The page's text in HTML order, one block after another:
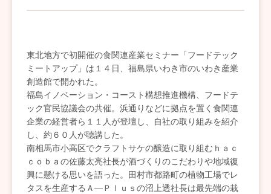
東北地方で初開催の食関連産業セミナー「フードテック
ミートアップ」は１４日、福島県いわき市のいわき産業
創造館で開かれた。
福島イノベーション・コースト構想推進機構、フードテ
ック官民協議会の共催。浜通りなどに拠点を置く食関連
企業の経営者ら１１人が登壇し、自社の取り組みを紹介
し、約６０人が聴講した。
南相馬市小高区でクラフトサケの醸造に取り組むｈａｃ
ｃｏｂａの佐藤太亮社長が酒づくりのこだわりや地域復
興に懸ける思いを語った。田村市都路町の植物工場でレ
タスを生産するＡ―Ｐｌｕｓの沼上透社長は最先端の栽